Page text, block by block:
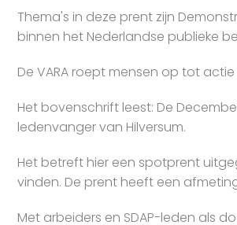
Thema's in deze prent zijn
binnen het Nederlandse publieke
De VARA roept mensen op tot
Het bovenschrift leest: De
ledenvanger van Hilversum.
Het betreft hier een spotprent
vinden. De prent heeft een
Met arbeiders en SDAP-leden als